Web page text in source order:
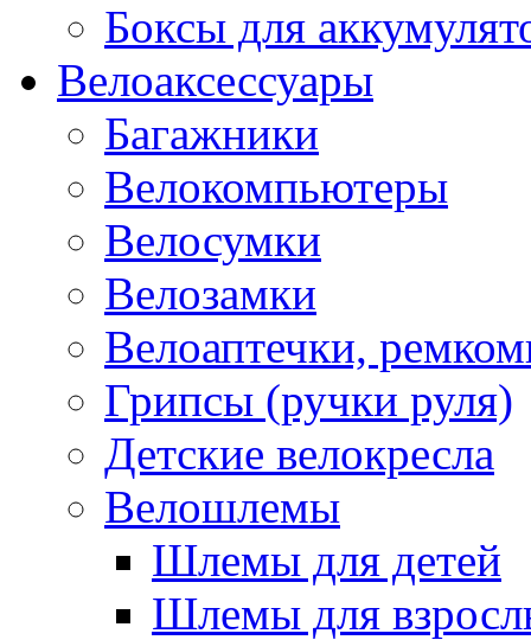
Боксы для
Велоаксессуары
Багажники
Велокомпьютеры
Велосумки
Велозамки
Велоаптечки,
Грипсы (ручки руля)
Детские велокресла
Велошлемы
Шлемы для детей
Шлемы для